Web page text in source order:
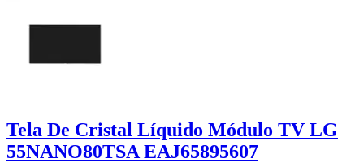
Tela De Cristal Líquido Módulo TV LG
55NANO80TSA EAJ65895607